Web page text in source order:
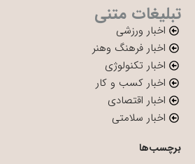
تبلیغات متنی
اخبار ورزشی
اخبار فرهنگ وهنر
اخبار تکنولوژی
اخبار کسب و کار
اخبار اقتصادی
اخبار سلامتی
برچسب‌ها